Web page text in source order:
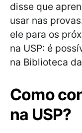
disse que
usar nas
ele para os
na USP: é
na Biblioteca
Como
na USP?